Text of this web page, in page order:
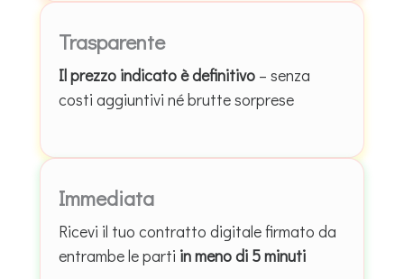
Trasparente
Il prezzo indicato è definitivo – senza
costi aggiuntivi né brutte sorprese
Immediata
Ricevi il tuo contratto digitale firmato da
entrambe le parti in meno di 5 minuti